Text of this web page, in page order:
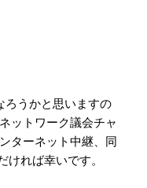
ろうかと思いますの
ットワーク議会チャ
ターネット中継、同
ければ幸いです。